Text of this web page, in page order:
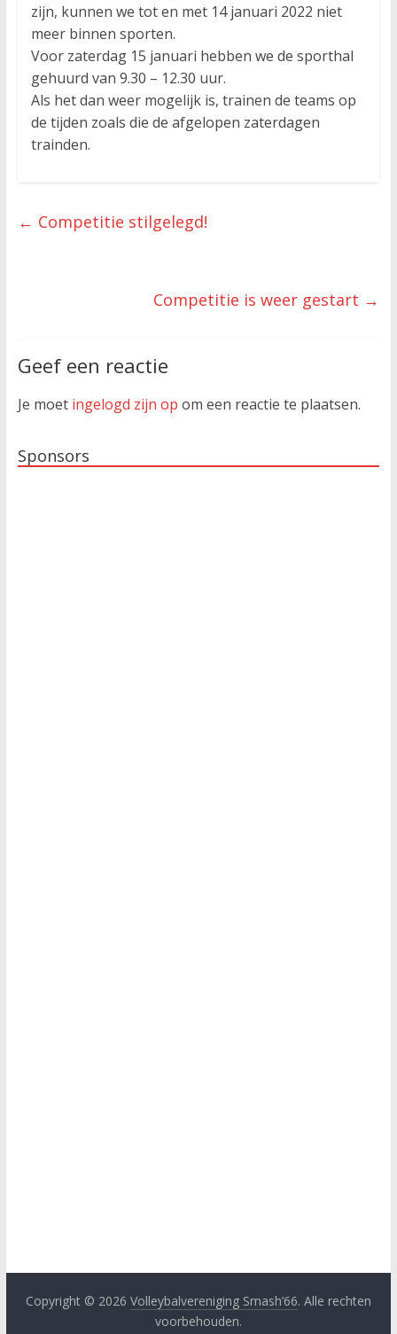
zijn, kunnen we tot en met 14 januari 2022 niet
meer binnen sporten.
Voor zaterdag 15 januari hebben we de sporthal
gehuurd van 9.30 – 12.30 uur.
Als het dan weer mogelijk is, trainen de teams op
de tijden zoals die de afgelopen zaterdagen
trainden.
← Competitie stilgelegd!
Competitie is weer gestart →
Geef een reactie
Je moet ingelogd zijn op om een reactie te plaatsen.
Sponsors
Copyright © 2026 Volleybalvereniging Smash’66. Alle rechten
voorbehouden.